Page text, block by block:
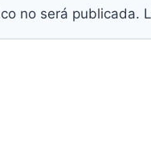
no será publicada.